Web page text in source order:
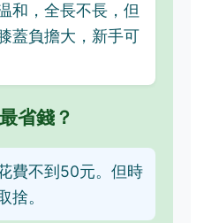
和，全長不長，但
蓋負擔大，新手可
省錢？
費不到50元。但時
捨。